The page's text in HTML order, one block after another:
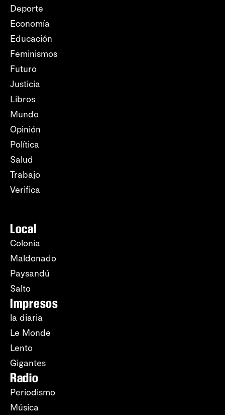
Deporte
Economía
Educación
Feminismos
Futuro
Justicia
Libros
Mundo
Opinión
Política
Salud
Trabajo
Verifica
Local
Colonia
Maldonado
Paysandú
Salto
Impresos
la diaria
Le Monde
Lento
Gigantes
Radio
Periodismo
Música